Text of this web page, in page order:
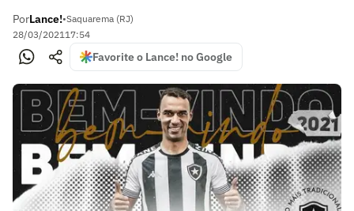
PorLance!•Saquarema (RJ)
28/03/202117:54
Favorite o Lance! no Google